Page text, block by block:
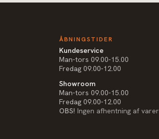
ÅBNINGSTIDER
Kundeservice
Man-tors 09.00-15.00
Fredag 09.00-12.00
Showroom
Man-tors 09.00-15.00
Fredag 09.00-12.00
OBS! Ingen afhentning af varer